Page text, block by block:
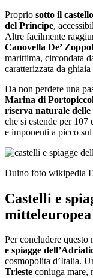
Proprio sotto il
del Principe,
Altre facilmente
Canovella De’
marittima, circondata
caratterizzata da
Da non perdere una
Marina di
riserva naturale
che si estende per
e imponenti a picco
Duino foto wikipedia
Castelli e
mitteleuropea
Per concludere
e spiagge
cosmopolita d’Italia.
Trieste coniuga mare,